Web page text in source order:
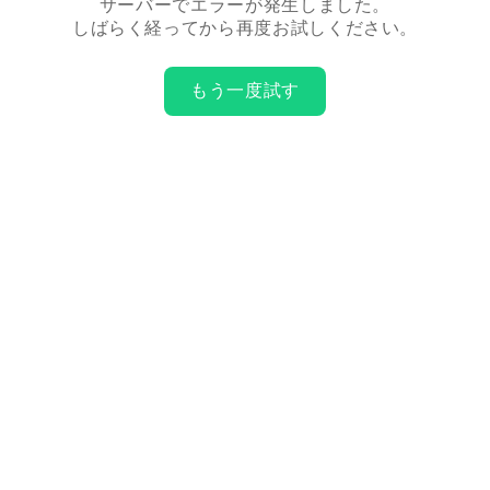
サーバーでエラーが発生しました。
しばらく経ってから再度お試しください。
もう一度試す